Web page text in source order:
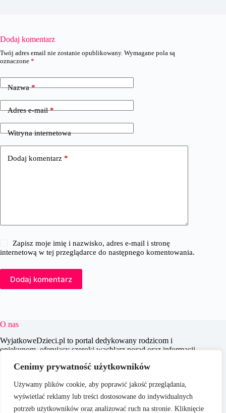
Cenimy prywatność użytkowników
Używamy plików cookie, aby poprawić jakość przeglądania,
wyświetlać reklamy lub treści dostosowane do indywidualnych
potrzeb użytkowników oraz analizować ruch na stronie. Kliknięcie
Dodaj komentarz
Twój adres email nie zostanie opublikowany. Wymagane pola są
oznaczone *
Nazwa*
Adres e-mail*
Witryna internetowa
Dodaj komentarz *
Zapisz moje imię i nazwisko, adres e-mail i stronę
internetową w tej przeglądarce do następnego komentowania.
Dodaj komentarz
O nas
WyjatkoweDzieci.pl to portal dedykowany rodzicom i
opiekunom, oferujący szeroki wachlarz porad oraz informacji
celem jest wspieranie dorosłych w codziennych wyzwaniach
praktycznych treści, które pomagają w świadomym i
efektywnym wychowywaniu młodego pokolenia.